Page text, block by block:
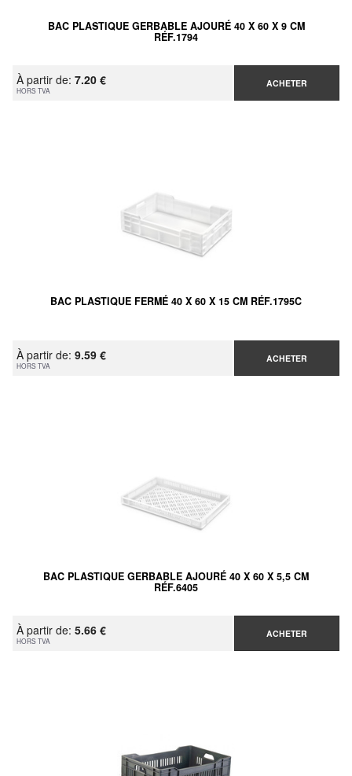
BAC PLASTIQUE GERBABLE AJOURÉ 40 X 60 X 9 CM
RÉF.1794
À partir de: 7.20 €
HORS TVA
ACHETER
BAC PLASTIQUE FERMÉ 40 X 60 X 15 CM RÉF.1795C
À partir de: 9.59 €
HORS TVA
ACHETER
BAC PLASTIQUE GERBABLE AJOURÉ 40 X 60 X 5,5 CM
RÉF.6405
À partir de: 5.66 €
HORS TVA
ACHETER